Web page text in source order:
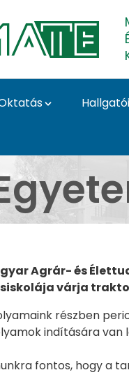
-
Agrár- és
várja
részben
indítására van
fontos, hogy a